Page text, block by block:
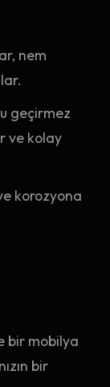
nem
geçirmez
ve kolay
korozyona
bir mobilya
bir